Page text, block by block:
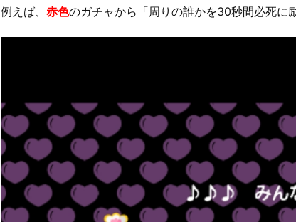
例えば、 赤色のガチャから「周りの誰かを30秒間必死に